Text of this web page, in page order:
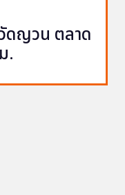
ดญวน ตลาด
.